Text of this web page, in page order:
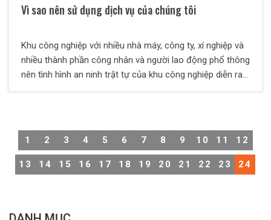
Vì sao nên sử dụng dịch vụ của chúng tôi
Khu công nghiệp với nhiều nhà máy, công ty, xí nghiệp và
nhiều thành phần công nhân và người lao động phổ thông
nên tình hình an ninh trật tự của khu công nghiệp diễn ra
1 2 3 4 5 6 7 8 9 10 11 12
13 14 15 16 17 18 19 20 21 22 23 24